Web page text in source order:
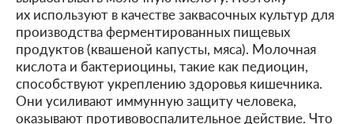
их используют в качестве заквасочных культур для
производства ферментированных пищевых
продуктов (квашеной капусты, мяса). Молочная
кислота и бактериоцины, такие как педиоцин,
способствуют укреплению здоровья кишечника.
Они усиливают иммунную защиту человека,
оказывают противовоспалительное действие. Что